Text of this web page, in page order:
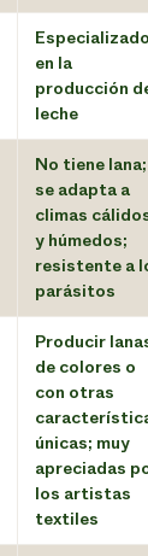
Especializado
en la
producción
leche
No tiene lana;
se adapta a
climas
y húmedos;
resistente a
parásitos
Producir
de colores o
con otras
únicas; muy
apreciadas
los artistas
textiles